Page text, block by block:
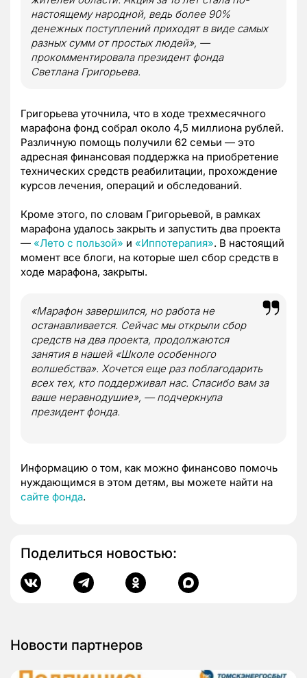
настоящему народной, ведь более 90%
денежных поступлений приходят в виде самых
разных сумм от простых людей», —
прокомментировала президент фонда
Светлана Григорьева.
Григорьева уточнила, что в ходе трехмесячного
марафона фонд собрал около 4,5 миллиона рублей.
Различную помощь получили 62 семьи — это
адресная финансовая поддержка на приобретение
технических средств реабилитации, прохождение
курсов лечения, операций и обследований.
Кроме этого, по словам Григорьевой, в рамках
марафона удалось закрыть и запустить два проекта
— «Лето с пользой» и «Иппотерапия». В настоящий
момент все блоги, на которые шел сбор средств в
ходе марафона, закрыты.
«Марафон завершился, но работа не
останавливается. Сейчас мы открыли сбор
средств на два проекта, продолжаются
занятия в нашей «Школе особенного
волшебства». Хочется еще раз поблагодарить
всех тех, кто поддерживал нас. Спасибо вам за
ваше неравнодушие», — подчеркнула
президент фонда.
Информацию о том, как можно финансово помочь
нуждающимся в этом детям, вы можете найти на
сайте фонда.
Поделиться новостью:
Новости партнеров